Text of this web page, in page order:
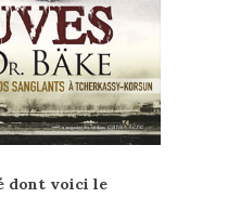
dont voici le